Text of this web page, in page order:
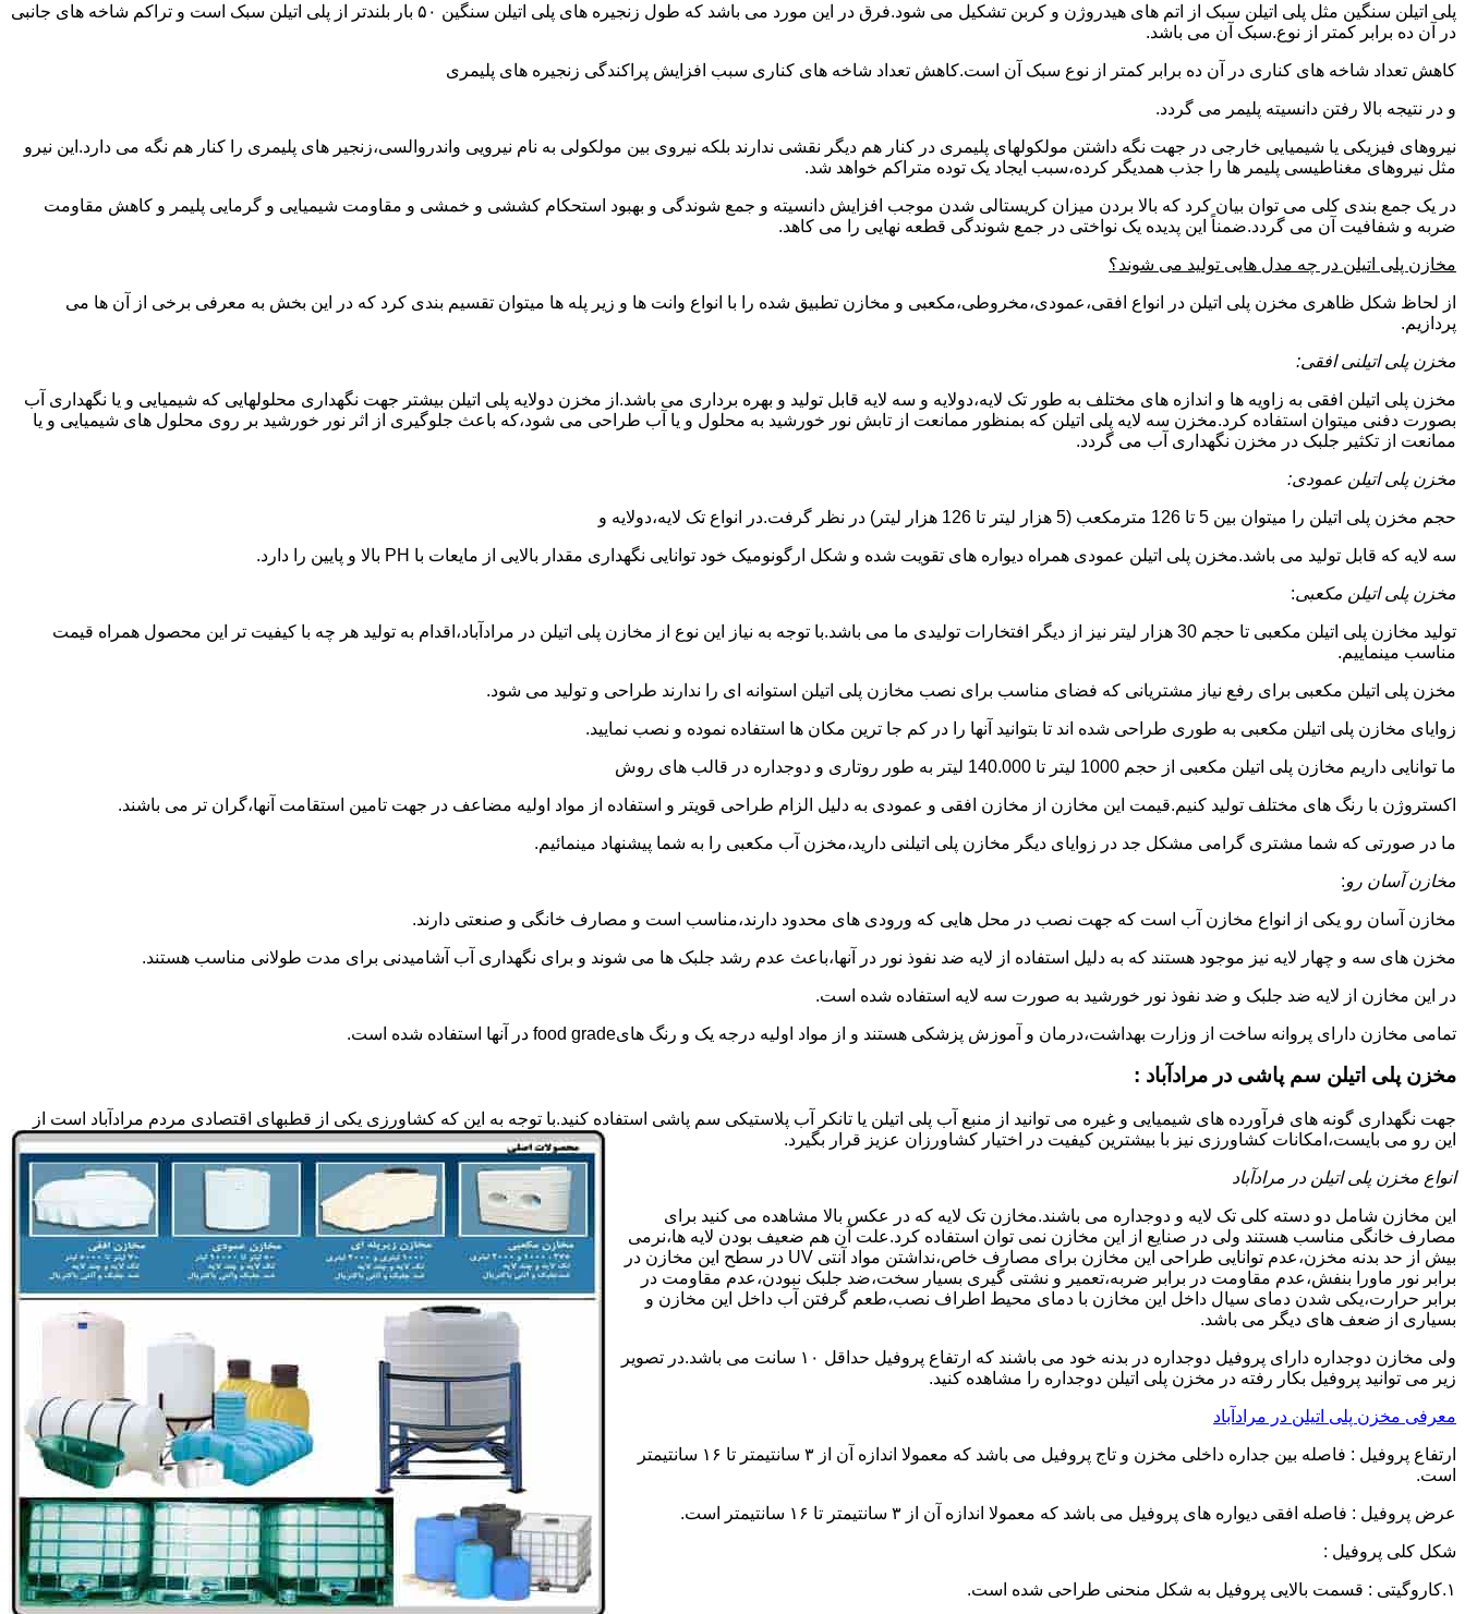
پلی اتیلن سنگین مثل پلی اتیلن سبک از اتم های هیدروژن و کربن تشکیل می شود.فرق در این مورد می باشد که طول زنجیره های پلی اتیلن سنگین ۵۰ بار بلندتر از پلی اتیلن سبک است و تراکم شاخه های جانبی
در آن ده برابر کمتر از نوع.سبک آن می باشد.
کاهش تعداد شاخه های کناری در آن ده برابر کمتر از نوع سبک آن است.کاهش تعداد شاخه های کناری سبب افزایش پراکندگی زنجیره های پلیمری
و در نتیجه بالا رفتن دانسیته پلیمر می گردد.
نیروهای فیزیکی یا شیمیایی خارجی در جهت نگه داشتن مولکولهای پلیمری در کنار هم دیگر نقشی ندارند بلکه نیروی بین مولکولی به نام نیرویی واندروالسی،زنجیر های پلیمری را کنار هم نگه می دارد.این نیرو
مثل نیروهای مغناطیسی پلیمر ها را جذب همدیگر کرده،سبب ایجاد یک توده متراکم خواهد شد.
در یک جمع بندی کلی می توان بیان کرد که بالا بردن میزان کریستالی شدن موجب افزایش دانسیته و جمع شوندگی و بهبود استحکام کششی و خمشی و مقاومت شیمیایی و گرمایی پلیمر و کاهش مقاومت
ضربه و شفافیت آن می گردد.ضمناً این پدیده یک نواختی در جمع شوندگی قطعه نهایی را می کاهد.
مخازن پلی اتیلن در چه مدل هایی تولید می شوند؟
از لحاظ شکل ظاهری مخزن پلی اتیلن در انواع افقی،عمودی،مخروطی،مکعبی و مخازن تطبیق شده را با انواع وانت ها و زیر پله ها میتوان تقسیم بندی کرد که در این بخش به معرفی برخی از آن ها می
پردازیم.
مخزن پلی اتیلنی افقی:
مخزن پلی اتیلن افقی به زاویه ها و اندازه های مختلف به طور تک لایه،دولایه و سه لایه قابل تولید و بهره برداری می باشد.از مخزن دولایه پلی اتیلن بیشتر جهت نگهداری محلولهایی که شیمیایی و یا نگهداری آب
بصورت دفنی میتوان استفاده کرد.مخزن سه لایه پلی اتیلن که بمنظور ممانعت از تابش نور خورشید به محلول و یا آب طراحی می شود،که باعث جلوگیری از اثر نور خورشید بر روی محلول های شیمیایی و یا
ممانعت از تکثیر جلبک در مخزن نگهداری آب می گردد.
مخزن پلی اتیلن عمودی:
حجم مخزن پلی اتیلن را میتوان بین 5 تا 126 مترمکعب (5 هزار لیتر تا 126 هزار لیتر) در نظر گرفت.در انواع تک لایه،دولایه و
سه لایه که قابل تولید می باشد.مخزن پلی اتیلن عمودی همراه دیواره های تقویت شده و شکل ارگونومیک خود توانایی نگهداری مقدار بالایی از مایعات با PH بالا و پایین را دارد.
مخزن پلی اتیلن مکعبی:
تولید مخازن پلی اتیلن مکعبی تا حجم 30 هزار لیتر نیز از دیگر افتخارات تولیدی ما می باشد.با توجه به نیاز این نوع از مخازن پلی اتیلن در مرادآباد،اقدام به تولید هر چه با کیفیت تر این محصول همراه قیمت
مناسب مینماییم.
مخزن پلی اتیلن مکعبی برای رفع نیاز مشتریانی که فضای مناسب برای نصب مخازن پلی اتیلن استوانه ای را ندارند طراحی و تولید می شود.
زوایای مخازن پلی اتیلن مکعبی به طوری طراحی شده اند تا بتوانید آنها را در کم جا ترین مکان ها استفاده نموده و نصب نمایید.
ما توانایی داریم مخازن پلی اتیلن مکعبی از حجم 1000 لیتر تا 140.000 لیتر به طور روتاری و دوجداره در قالب های روش
اکستروژن با رنگ های مختلف تولید کنیم.قیمت این مخازن از مخازن افقی و عمودی به دلیل الزام طراحی قویتر و استفاده از مواد اولیه مضاعف در جهت تامین استقامت آنها،گران تر می باشند.
ما در صورتی که شما مشتری گرامی مشکل جد در زوایای دیگر مخازن پلی اتیلنی دارید،مخزن آب مکعبی را به شما پیشنهاد مینمائیم.
مخازن آسان رو:
مخازن آسان رو یکی از انواع مخازن آب است که جهت نصب در محل هایی که ورودی های محدود دارند،مناسب است و مصارف خانگی و صنعتی دارند.
مخزن های سه و چهار لایه نیز موجود هستند که به دلیل استفاده از لایه ضد نفوذ نور در آنها،باعث عدم رشد جلبک ها می شوند و برای نگهداری آب آشامیدنی برای مدت طولانی مناسب هستند.
در این مخازن از لایه ضد جلبک و ضد نفوذ نور خورشید به صورت سه لایه استفاده شده است.
تمامی مخازن دارای پروانه ساخت از وزارت بهداشت،درمان و آموزش پزشکی هستند و از مواد اولیه درجه یک و رنگ هایfood grade در آنها استفاده شده است.
مخزن پلی اتیلن سم پاشی در مرادآباد :
جهت نگهداری گونه های فرآورده های شیمیایی و غیره می توانید از منبع آب پلی اتیلن یا تانکر آب پلاستیکی سم پاشی استفاده کنید.با توجه به این که کشاورزی یکی از قطبهای اقتصادی مردم مرادآباد است از
این رو می بایست،امکانات کشاورزی نیز با بیشترین کیفیت در اختیار کشاورزان عزیز قرار بگیرد.
انواع مخزن پلی اتیلن در مرادآباد
این مخازن شامل دو دسته کلی تک لایه و دوجداره می باشند.مخازن تک لایه که در عکس بالا مشاهده می کنید برای
مصارف خانگی مناسب هستند ولی در صنایع از این مخازن نمی توان استفاده کرد.علت آن هم ضعیف بودن لایه ها،نرمی
بیش از حد بدنه مخزن،عدم توانایی طراحی این مخازن برای مصارف خاص،نداشتن مواد آنتی UV در سطح این مخازن در
برابر نور ماورا بنفش،عدم مقاومت در برابر ضربه،تعمیر و نشتی گیری بسیار سخت،ضد جلبک نبودن،عدم مقاومت در
برابر حرارت،یکی شدن دمای سیال داخل این مخازن با دمای محیط اطراف نصب،طعم گرفتن آب داخل این مخازن و
بسیاری از ضعف های دیگر می باشد.
ولی مخازن دوجداره دارای پروفیل دوجداره در بدنه خود می باشند که ارتفاع پروفیل حداقل ۱۰ سانت می باشد.در تصویر
زیر می توانید پروفیل بکار رفته در مخزن پلی اتیلن دوجداره را مشاهده کنید.
معرفی مخزن پلی اتیلن در مرادآباد
ارتفاع پروفیل : فاصله بین جداره داخلی مخزن و تاج پروفیل می باشد که معمولا اندازه آن از ۳ سانتیمتر تا ۱۶ سانتیمتر
است.
عرض پروفیل : فاصله افقی دیواره های پروفیل می باشد که معمولا اندازه آن از ۳ سانتیمتر تا ۱۶ سانتیمتر است.
شکل کلی پروفیل :
۱.کاروگیتی : قسمت بالایی پروفیل به شکل منحنی طراحی شده است.